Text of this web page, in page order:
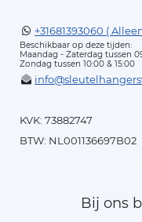
+31681393060 (
Beschikbaar op deze tijden:
Maandag - Zaterdag tussen
Zondag tussen 10:00 & 15:00
KVK: 73882747
BTW: NL001136697B02
Bij ons